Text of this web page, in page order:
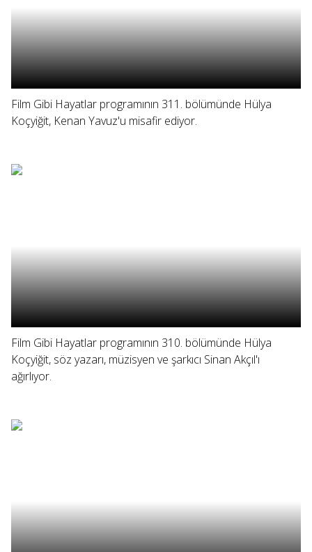
Film Gibi Hayatlar programının 311. bölümünde Hülya
Koçyiğit, Kenan Yavuz'u misafir ediyor.
Film Gibi Hayatlar programının 310. bölümünde Hülya
Koçyiğit, söz yazarı, müzisyen ve şarkıcı Sinan Akçıl'ı
ağırlıyor.